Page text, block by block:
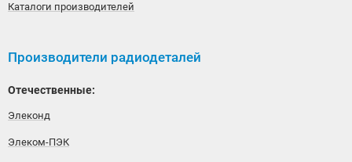
Каталоги производителей
Производители радиодеталей
Отечественные:
Элеконд
Элеком-ПЭК